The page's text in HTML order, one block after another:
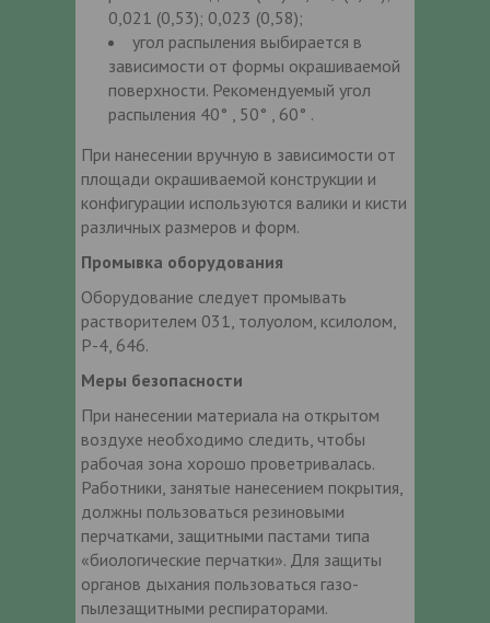
0,021 (0,53); 0,023 (0,58);
угол распыления выбирается в
зависимости от формы окрашиваемой
поверхности. Рекомендуемый угол
распыления 40° , 50° , 60° .
При нанесении вручную в зависимости от
площади окрашиваемой конструкции и
конфигурации используются валики и кисти
различных размеров и форм.
Промывка оборудования
Оборудование следует промывать
растворителем 031, толуолом, ксилолом,
Р-4, 646.
Меры безопасности
При нанесении материала на открытом
воздухе необходимо следить, чтобы
рабочая зона хорошо проветривалась.
Работники, занятые нанесением покрытия,
должны пользоваться резиновыми
перчатками, защитными пастами типа
«биологические перчатки». Для защиты
органов дыхания пользоваться газо-
пылезащитными респираторами.